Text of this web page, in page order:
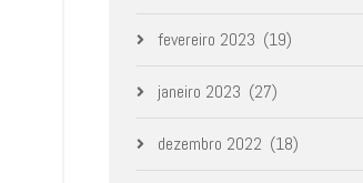
fevereiro 2023 (19)
janeiro 2023 (27)
dezembro 2022 (18)